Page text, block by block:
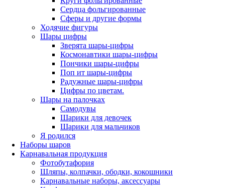
Сердца фольгированные
Сферы и другие формы
Ходячие фигуры
Шары цифры
Зверята шары-цифры
Космонавтики шары-цифры
Пончики шары-цифры
Поп ит шары-цифры
Радужные шары-цифры
Цифры по цветам.
Шары на палочках
Самодувы
Шарики для девочек
Шарики для мальчиков
Я родился
Наборы шаров
Карнавальная продукция
Фотобутафория
Шляпы, колпачки, ободки, кокошники
Карнавальные наборы, аксессуары